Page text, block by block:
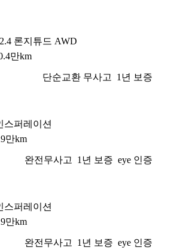
2.4 론지튜드 AWD
만km
단순교환 무사고
1년 보증
스퍼레이션
만km
완전무사고 1년 보증 eye 인증
스퍼레이션
만km
완전무사고 1년 보증 eye 인증